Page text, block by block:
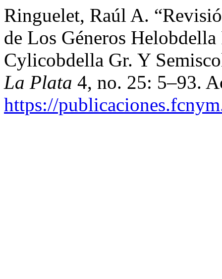
Ringuelet, Raúl A.
de Los Géneros
Cylicobdella Gr. Y
La Plata 4, no. 25: 5–93.
https://